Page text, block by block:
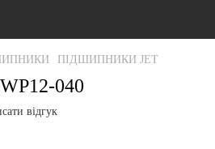
ПІДШИПНИКИ JET
040
відгук